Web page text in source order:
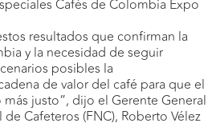
Cafés de Colombia Expo
resultados que confirman la
y la necesidad de seguir
posibles la
de valor del café para que el
justo”, dijo el Gerente General
Cafeteros (FNC), Roberto Vélez